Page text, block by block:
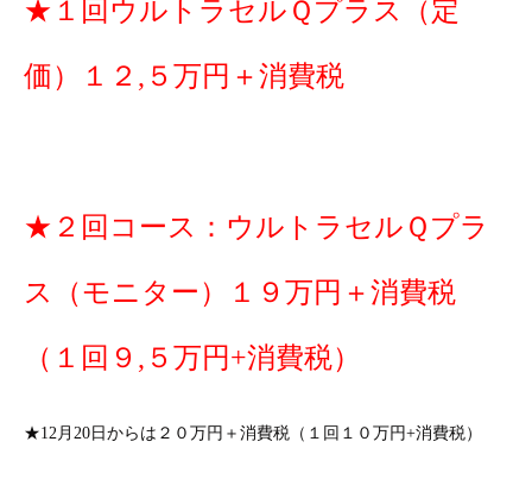
★１回ウルトラセルＱプラス（定
価）１２,５万円＋消費税
★２回コース：ウルトラセルＱプラ
ス（モニター）１９万円＋消費税
（１回９,５万円+消費税）
★12月20日からは２０万円＋消費税（１回１０万円+消費税）